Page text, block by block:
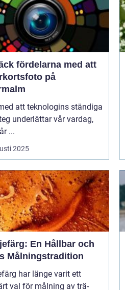
fördelarna med att
på
att teknologins ständiga
underlättar vår vardag,
...
2025
En Hållbar och
Målningstradition
har länge varit ett
val för målning av trä-